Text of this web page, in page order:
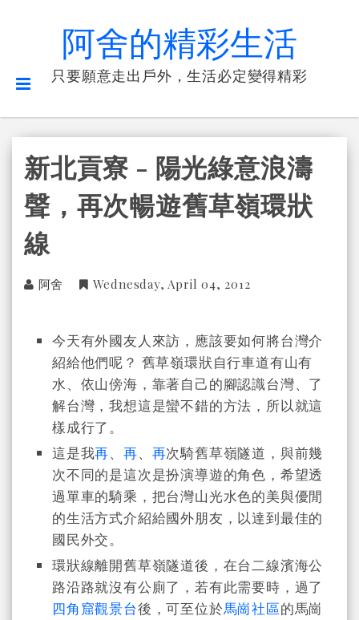
阿舍的精彩生活
只要願意走出戶外，生活必定變得精彩
新北貢寮 - 陽光綠意浪濤
聲，再次暢遊舊草嶺環狀
線
阿舍 Wednesday, April 04, 2012
今天有外國友人來訪，應該要如何將台灣介
紹給他們呢？ 舊草嶺環狀自行車道有山有
水、依山傍海，靠著自己的腳認識台灣、了
解台灣，我想這是蠻不錯的方法，所以就這
樣成行了。
這是我再、再、 再次騎舊草嶺隧道，與前幾
次不同的是這次是扮演導遊的角色，希望透
過單車的騎乘，把台灣山光水色的美與優閒
的生活方式介紹給國外朋友，以達到最佳的
國民外交。
環狀線離開舊草嶺隧道後，在台二線濱海公
路沿路就沒有公廁了，若有此需要時，過了
四角窟觀景台後，可至位於馬崗社區的馬崗